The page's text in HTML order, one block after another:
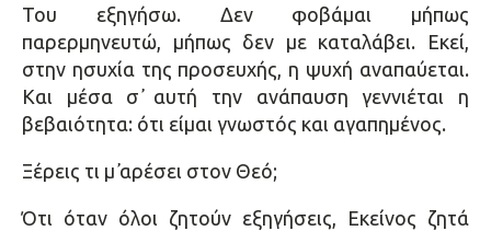
Του εξηγήσω. Δεν φοβάμαι μήπως
παρερμηνευτώ, μήπως δεν με καταλάβει. Εκεί,
στην ησυχία της προσευχής, η ψυχή αναπαύεται.
Και μέσα σ᾿ αυτή την ανάπαυση γεννιέται η
βεβαιότητα: ότι είμαι γνωστός και αγαπημένος.
Ξέρεις τι μ᾿ αρέσει στον Θεό;
Ότι όταν όλοι ζητούν εξηγήσεις, Εκείνος ζητά